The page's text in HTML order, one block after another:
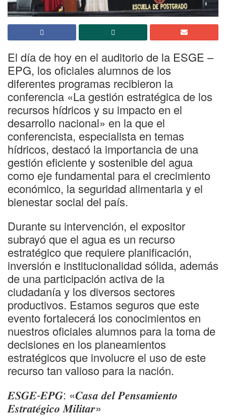
El día de hoy en el auditorio de la ESGE –
EPG, los oficiales alumnos de los
diferentes programas recibieron la
conferencia «La gestión estratégica de los
recursos hídricos y su impacto en el
desarrollo nacional» en la que el
conferencista, especialista en temas
hídricos, destacó la importancia de una
gestión eficiente y sostenible del agua
como eje fundamental para el crecimiento
económico, la seguridad alimentaria y el
bienestar social del país.
Durante su intervención, el expositor
subrayó que el agua es un recurso
estratégico que requiere planificación,
inversión e institucionalidad sólida, además
de una participación activa de la
ciudadanía y los diversos sectores
productivos. Estamos seguros que este
evento fortalecerá los conocimientos en
nuestros oficiales alumnos para la toma de
decisiones en los planeamientos
estratégicos que involucre el uso de este
recurso tan valioso para la nación.
𝑬𝑺𝑮𝑬-𝑬𝑷𝑮: «𝑪𝒂𝒔𝒂 𝒅𝒆𝒍 𝑷𝒆𝒏𝒔𝒂𝒎𝒊𝒆𝒏𝒕𝒐
𝑬𝒔𝒕𝒓𝒂𝒕𝒆́𝒈𝒊𝒄𝒐 𝑴𝒊𝒍𝒊𝒕𝒂𝒓»